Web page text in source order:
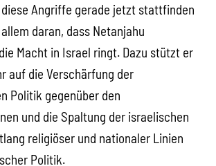
diese Angriffe gerade jetzt stattfinden
daran, dass Netanjahu
Macht in Israel ringt. Dazu stützt er
auf die Verschärfung der
Politik gegenüber den
und die Spaltung der israelischen
religiöser und nationaler Linien
Politik.